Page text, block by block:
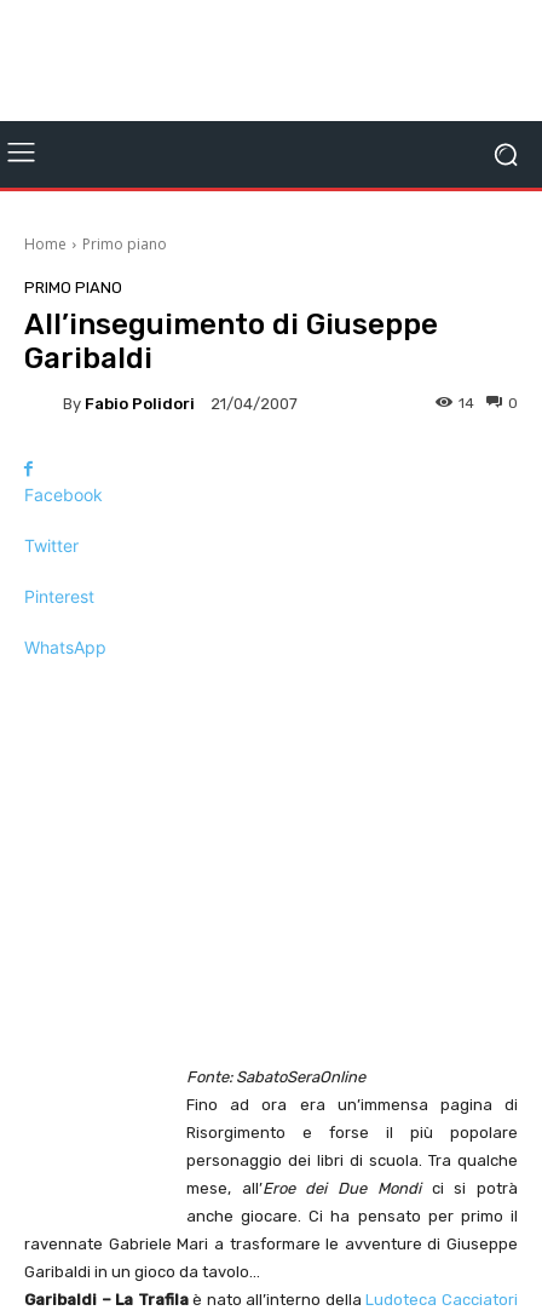
Home Primo piano
PRIMO PIANO
All’inseguimento di Giuseppe
Garibaldi
By Fabio Polidori 21/04/2007 0
14
Facebook
Twitter
Pinterest
WhatsApp
Fonte: SabatoSeraOnline
Fino ad ora era un’immensa pagina di
Risorgimento e forse il più popolare
personaggio dei libri di scuola. Tra qualche
mese, all’Eroe dei Due Mondici si potrà
anche giocare. Ci ha pensato per primo il
ravennate Gabriele Mari a trasformare le avventure di Giuseppe
Garibaldi in un gioco da tavolo…
Garibaldi – La Trafilaè nato all’interno dellaLudoteca Cacciatori